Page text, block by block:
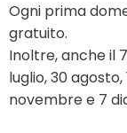
Ogni prima
gratuito.
Inoltre, anche il
luglio, 30
novembre e 7